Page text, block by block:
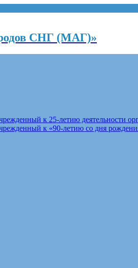
СНГ (МАГ)»
к 25-летию деятельности
к «90-летию со дня